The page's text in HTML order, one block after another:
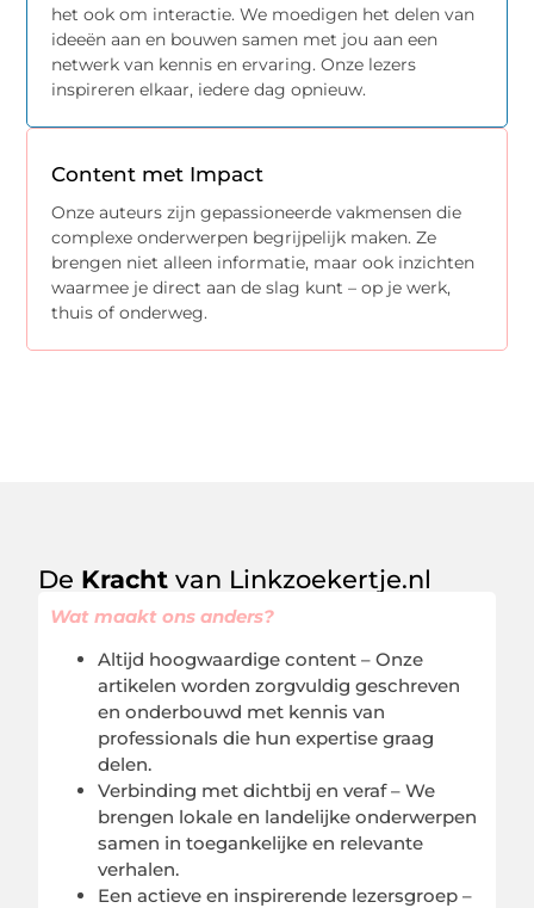
het ook om interactie. We moedigen het delen van
ideeën aan en bouwen samen met jou aan een
netwerk van kennis en ervaring. Onze lezers
inspireren elkaar, iedere dag opnieuw.
Content met Impact
Onze auteurs zijn gepassioneerde vakmensen die
complexe onderwerpen begrijpelijk maken. Ze
brengen niet alleen informatie, maar ook inzichten
waarmee je direct aan de slag kunt – op je werk,
thuis of onderweg.
De Krachtvan Linkzoekertje.nl
Wat maakt ons anders?
Altijd hoogwaardige content – Onze
artikelen worden zorgvuldig geschreven
en onderbouwd met kennis van
professionals die hun expertise graag
delen.
Verbinding met dichtbij en veraf – We
brengen lokale en landelijke onderwerpen
samen in toegankelijke en relevante
verhalen.
Een actieve en inspirerende lezersgroep –